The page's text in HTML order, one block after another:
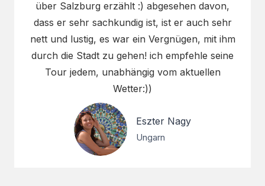
über Salzburg erzählt :) abgesehen davon,
dass er sehr sachkundig ist, ist er auch sehr
nett und lustig, es war ein Vergnügen, mit ihm
durch die Stadt zu gehen! ich empfehle seine
Tour jedem, unabhängig vom aktuellen
Wetter:))
Eszter Nagy
Ungarn